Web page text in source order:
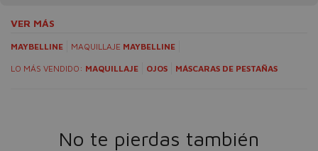
VER MÁS
MAYBELLINE MAQUILLAJE MAYBELLINE
LO MÁS VENDIDO: MAQUILLAJE OJOS MÁSCARAS DE PESTAÑAS
No te pierdas también